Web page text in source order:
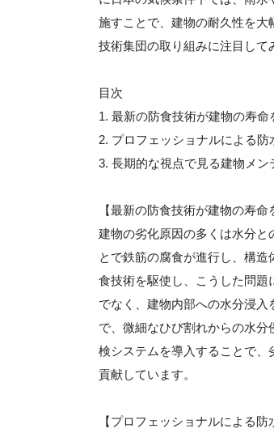
施すことで、建物の耐久性を
技術集団の取り組みに注目して
目次
1. 最新の防食技術が建物の寿命
2. プロフェッショナルによる防
3. 長期的な視点で見る建物メ
【最新の防食技術が建物の寿命
建物の劣化原因の多くは水分と
とで鉄筋の腐食が進行し、構造
食技術を駆使し、こうした問
でなく、建物内部への水分浸
で、微細なひび割れからの水
検システムを導入することで
貢献しています。
【プロフェッショナルによる防